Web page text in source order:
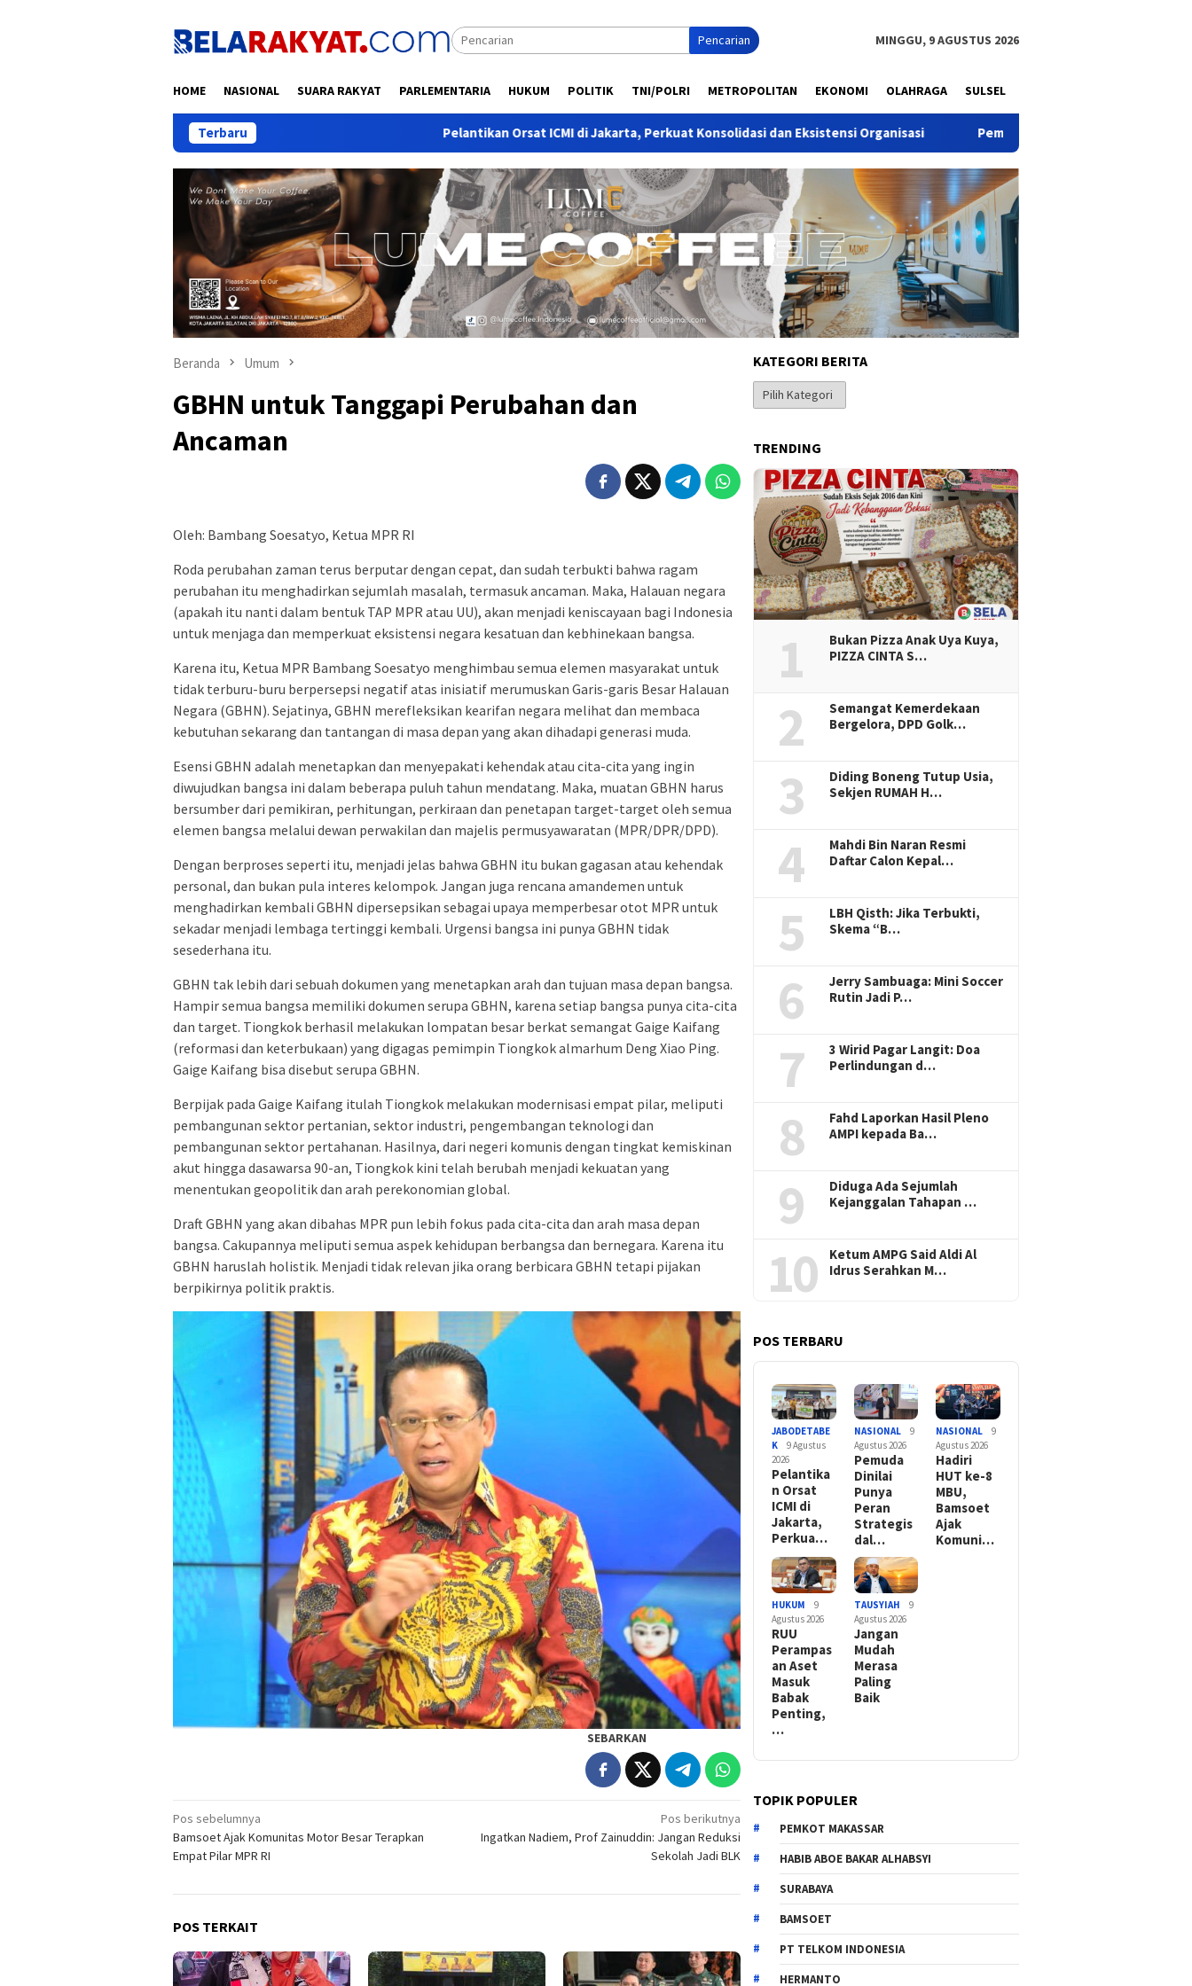
Pencarian MINGGU, 9 AGUSTUS 2026
HOME NASIONAL SUARA RAKYAT PARLEMENTARIA HUKUM POLITIK TNI/POLRI METROPOLITAN EKONOMI OLAHRAGA SULSEL
Terbaru Pelantikan Orsat ICMI di Jakarta, Perkuat Konsolidasi dan Eksistensi Organisasi Pemuda Dinilai Punya Peran Strategis dalam
Beranda Umum
GBHN untuk Tanggapi Perubahan dan
Ancaman
Oleh: Bambang Soesatyo, Ketua MPR RI
Roda perubahan zaman terus berputar dengan cepat, dan sudah terbukti bahwa ragam
perubahan itu menghadirkan sejumlah masalah, termasuk ancaman. Maka, Halauan negara
(apakah itu nanti dalam bentuk TAP MPR atau UU), akan menjadi keniscayaan bagi Indonesia
untuk menjaga dan memperkuat eksistensi negara kesatuan dan kebhinekaan bangsa.
Karena itu, Ketua MPR Bambang Soesatyo menghimbau semua elemen masyarakat untuk
tidak terburu-buru berpersepsi negatif atas inisiatif merumuskan Garis-garis Besar Halauan
Negara (GBHN). Sejatinya, GBHN merefleksikan kearifan negara melihat dan membaca
kebutuhan sekarang dan tantangan di masa depan yang akan dihadapi generasi muda.
Esensi GBHN adalah menetapkan dan menyepakati kehendak atau cita-cita yang ingin
diwujudkan bangsa ini dalam beberapa puluh tahun mendatang. Maka, muatan GBHN harus
bersumber dari pemikiran, perhitungan, perkiraan dan penetapan target-target oleh semua
elemen bangsa melalui dewan perwakilan dan majelis permusyawaratan (MPR/DPR/DPD).
Dengan berproses seperti itu, menjadi jelas bahwa GBHN itu bukan gagasan atau kehendak
personal, dan bukan pula interes kelompok. Jangan juga rencana amandemen untuk
menghadirkan kembali GBHN dipersepsikan sebagai upaya memperbesar otot MPR untuk
sekadar menjadi lembaga tertinggi kembali. Urgensi bangsa ini punya GBHN tidak
sesederhana itu.
GBHN tak lebih dari sebuah dokumen yang menetapkan arah dan tujuan masa depan bangsa.
Hampir semua bangsa memiliki dokumen serupa GBHN, karena setiap bangsa punya cita-cita
dan target. Tiongkok berhasil melakukan lompatan besar berkat semangat Gaige Kaifang
(reformasi dan keterbukaan) yang digagas pemimpin Tiongkok almarhum Deng Xiao Ping.
Gaige Kaifang bisa disebut serupa GBHN.
Berpijak pada Gaige Kaifang itulah Tiongkok melakukan modernisasi empat pilar, meliputi
pembangunan sektor pertanian, sektor industri, pengembangan teknologi dan
pembangunan sektor pertahanan. Hasilnya, dari negeri komunis dengan tingkat kemiskinan
akut hingga dasawarsa 90-an, Tiongkok kini telah berubah menjadi kekuatan yang
menentukan geopolitik dan arah perekonomian global.
Draft GBHN yang akan dibahas MPR pun lebih fokus pada cita-cita dan arah masa depan
bangsa. Cakupannya meliputi semua aspek kehidupan berbangsa dan bernegara. Karena itu
GBHN haruslah holistik. Menjadi tidak relevan jika orang berbicara GBHN tetapi pijakan
berpikirnya politik praktis.
SEBARKAN
Navigasi
pos
Pos sebelumnya
Bamsoet Ajak Komunitas Motor Besar Terapkan
Empat Pilar MPR RI
Pos berikutnya
Ingatkan Nadiem, Prof Zainuddin: Jangan Reduksi
Sekolah Jadi BLK
POS TERKAIT
KATEGORI BERITA
Kategori
Berita
TRENDING
1
Bukan Pizza Anak Uya Kuya,
PIZZA CINTA S…
2
Semangat Kemerdekaan
Bergelora, DPD Golk…
3
Diding Boneng Tutup Usia,
Sekjen RUMAH H…
4
Mahdi Bin Naran Resmi
Daftar Calon Kepal…
5
LBH Qisth: Jika Terbukti,
Skema “B…
6
Jerry Sambuaga: Mini Soccer
Rutin Jadi P…
7
3 Wirid Pagar Langit: Doa
Perlindungan d…
8
Fahd Laporkan Hasil Pleno
AMPI kepada Ba…
9
Diduga Ada Sejumlah
Kejanggalan Tahapan …
10
Ketum AMPG Said Aldi Al
Idrus Serahkan M…
POS TERBARU
JABODETABE
K
9 Agustus
2026
Pelantika
n Orsat
ICMI di
Jakarta,
Perkua…
NASIONAL
9
Agustus 2026
Pemuda
Dinilai
Punya
Peran
Strategis
dal…
NASIONAL
9
Agustus 2026
Hadiri
HUT ke-8
MBU,
Bamsoet
Ajak
Komuni…
HUKUM
9
Agustus 2026
RUU
Perampas
an Aset
Masuk
Babak
Penting,
…
TAUSYIAH
9
Agustus 2026
Jangan
Mudah
Merasa
Paling
Baik
TOPIK POPULER
PEMKOT MAKASSAR
HABIB ABOE BAKAR ALHABSYI
SURABAYA
BAMSOET
PT TELKOM INDONESIA
HERMANTO